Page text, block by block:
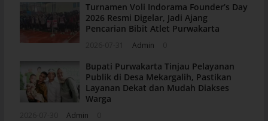
Turnamen Voli Indorama Founder’s Day
2026 Resmi Digelar, Jadi Ajang
Pencarian Bibit Atlet Purwakarta
Admin
Bupati Purwakarta Tinjau Pelayanan
Publik di Desa Mekargalih, Pastikan
Layanan Dekat dan Mudah Diakses
Warga
Admin